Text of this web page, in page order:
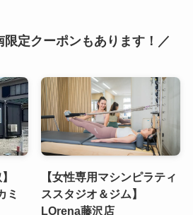
定クーポンもあります！／
ミ
【女性専用マシンピラティ
ススタジオ＆ジム】
LOrena藤沢店